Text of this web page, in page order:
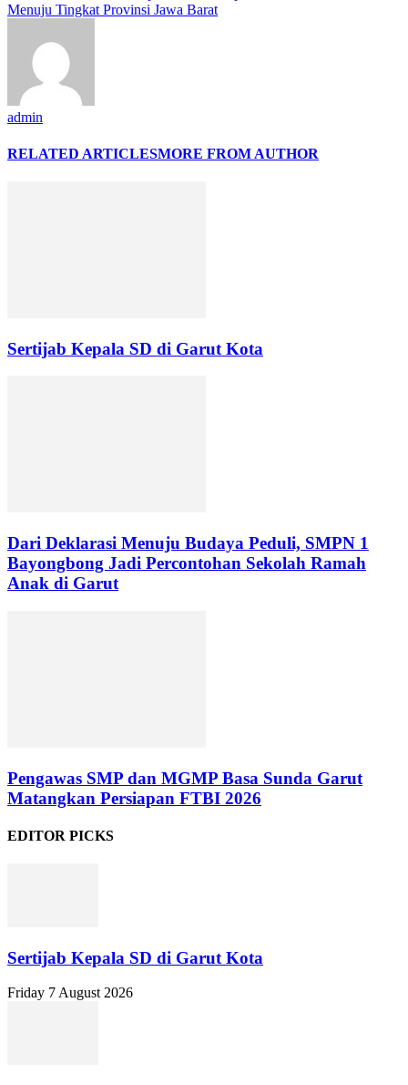
Menuju Tingkat Provinsi Jawa Barat
admin
RELATED ARTICLESMORE FROM AUTHOR
Sertijab Kepala SD di Garut Kota
Dari Deklarasi Menuju Budaya Peduli, SMPN 1
Bayongbong Jadi Percontohan Sekolah Ramah
Anak di Garut
Pengawas SMP dan MGMP Basa Sunda Garut
Matangkan Persiapan FTBI 2026
EDITOR PICKS
Sertijab Kepala SD di Garut Kota
Friday 7 August 2026